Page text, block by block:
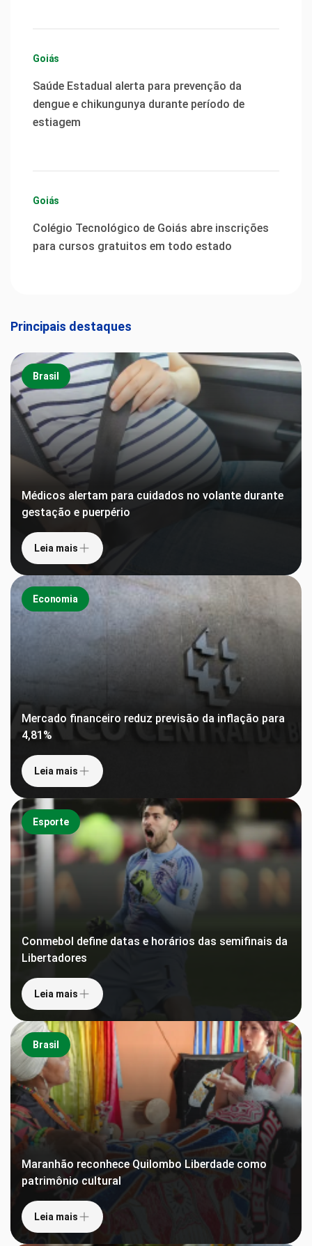
Goiás
Saúde Estadual alerta para prevenção da
dengue e chikungunya durante período de
estiagem
Goiás
Colégio Tecnológico de Goiás abre inscrições
para cursos gratuitos em todo estado
Principais destaques
Brasil
Médicos alertam para cuidados no volante durante
gestação e puerpério
Leia mais
Economia
Mercado financeiro reduz previsão da inflação para
4,81%
Leia mais
Esporte
Conmebol define datas e horários das semifinais da
Libertadores
Leia mais
Brasil
Maranhão reconhece Quilombo Liberdade como
patrimônio cultural
Leia mais